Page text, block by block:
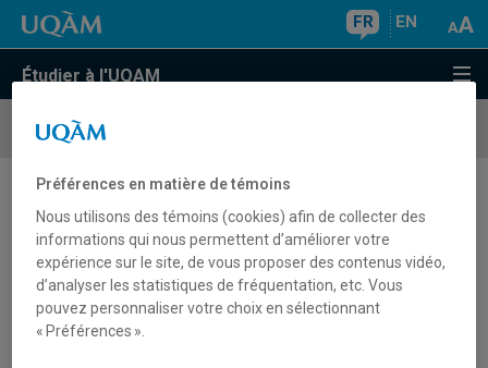
FR EN
Étudier à l'UQAM
Programmes
Changement de programme
Si vous désirez changer de programme, il se peut que
vous n’ayez pas à remplir un nouveau formulaire de
demande d’admission et à en assumer les frais si les
Préférences en matière de témoins
Nous utilisons des témoins (cookies) afin de collecter des
informations qui nous permettent d’améliorer votre
expérience sur le site, de vous proposer des contenus vidéo,
d’analyser les statistiques de fréquentation, etc. Vous
pouvez personnaliser votre choix en sélectionnant
« Préférences ».